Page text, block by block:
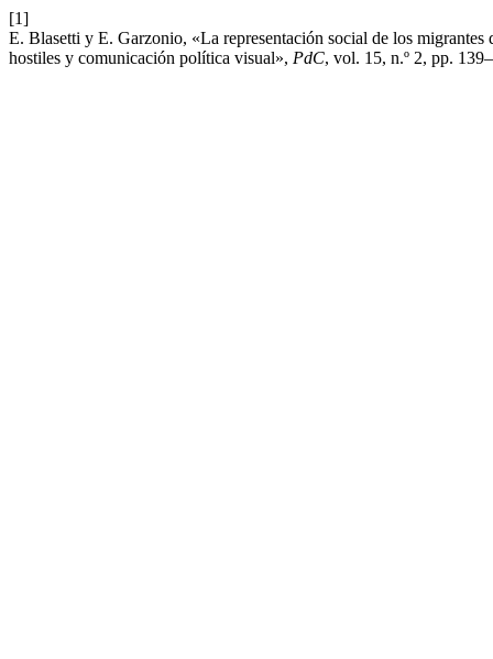
[1]
E. Blasetti y E. Garzonio, «La representación social de los
hostiles y comunicación política visual», PdC, vol. 15, n.º 2, pp.